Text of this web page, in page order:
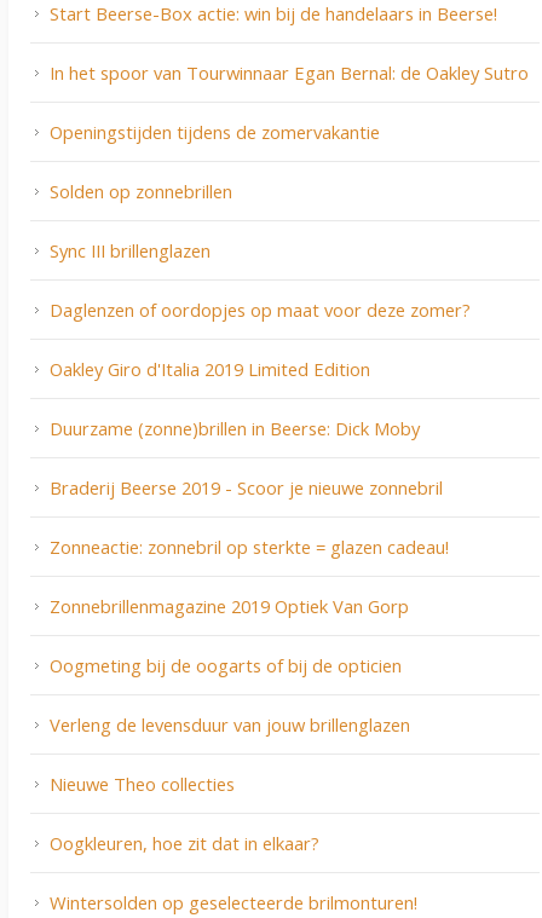
Start Beerse-Box actie: win bij de handelaars in Beerse!
In het spoor van Tourwinnaar Egan Bernal: de Oakley Sutro
Openingstijden tijdens de zomervakantie
Solden op zonnebrillen
Sync III brillenglazen
Daglenzen of oordopjes op maat voor deze zomer?
Oakley Giro d'Italia 2019 Limited Edition
Duurzame (zonne)brillen in Beerse: Dick Moby
Braderij Beerse 2019 - Scoor je nieuwe zonnebril
Zonneactie: zonnebril op sterkte = glazen cadeau!
Zonnebrillenmagazine 2019 Optiek Van Gorp
Oogmeting bij de oogarts of bij de opticien
Verleng de levensduur van jouw brillenglazen
Nieuwe Theo collecties
Oogkleuren, hoe zit dat in elkaar?
Wintersolden op geselecteerde brilmonturen!